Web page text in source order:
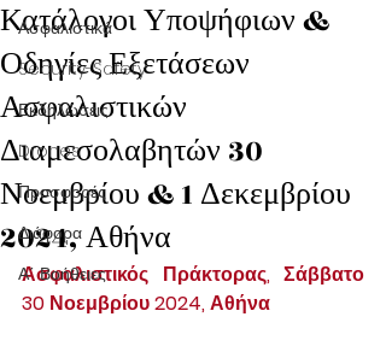
Ασφαλιστικά
Security-Safety
Εκδηλώσεις
Drones
Προσφορές
Διάφορα
Α΄ Βοήθειες
Κατάλογοι Υποψήφιων &
Οδηγίες Εξετάσεων
Ασφαλιστικών
Διαμεσολαβητών 30
Νοεμβρίου & 1 Δεκεμβρίου
2024, Αθήνα
Ασφαλιστικός Πράκτορας, Σάββατο
30 Νοεμβρίου 2024, Αθήνα